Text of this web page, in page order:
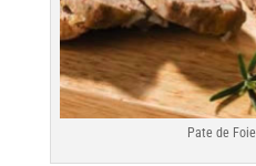
Pate de Foie